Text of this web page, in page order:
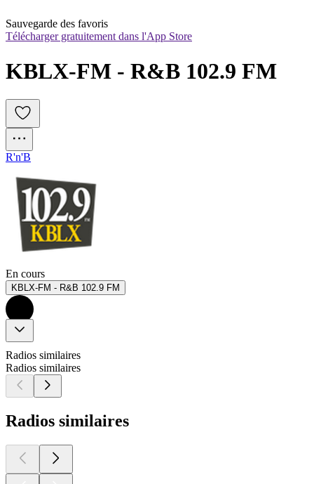
Sauvegarde des favoris
Télécharger gratuitement dans l'App Store
KBLX-FM - R&B 102.9 FM
R'n'B
En cours
KBLX-FM - R&B 102.9 FM
Radios similaires
Radios similaires
Radios similaires